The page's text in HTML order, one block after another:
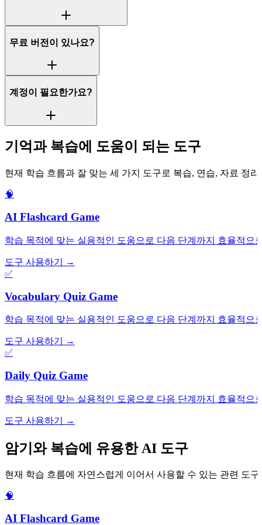
무료 버전이 있나요?
계정이 필요한가요?
기억과 복습에 도움이 되는 도구
현재 학습 흐름과 잘 맞는 세 가지 도구로 복습, 연습, 자료 정
🧠
AI Flashcard Game
학습 목적에 맞는 실용적인 도움으로 다음 단계까지 효율적으
도구 사용하기 →
✅
Vocabulary Quiz Game
학습 목적에 맞는 실용적인 도움으로 다음 단계까지 효율적으
도구 사용하기 →
✅
Daily Quiz Game
학습 목적에 맞는 실용적인 도움으로 다음 단계까지 효율적으
도구 사용하기 →
암기와 복습에 유용한 AI 도구
현재 학습 흐름에 자연스럽게 이어서 사용할 수 있는 관련 도
🧠
AI Flashcard Game